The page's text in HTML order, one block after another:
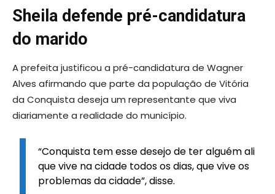
Sheila defende pré-candidatura
do marido
A prefeita justificou a pré-candidatura de Wagner
Alves afirmando que parte da população de Vitória
da Conquista deseja um representante que viva
diariamente a realidade do município.
“Conquista tem esse desejo de ter alguém ali
que vive na cidade todos os dias, que vive os
problemas da cidade”, disse.